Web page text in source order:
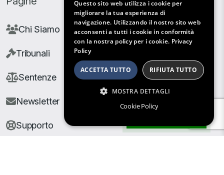
Chi Siamo
Tribunali
Sentenze
Newsletter
Supporto
Questo sito web utilizza i cookie per
migliorare la tua esperienza di
navigazione. Utilizzando il nostro sito web
acconsenti a tutti i cookie in conformità
con la nostra policy per i cookie. Privacy
Policy
ACCETTA TUTTO RIFIUTA TUTTO
MOSTRA DETTAGLI
Cookie Policy